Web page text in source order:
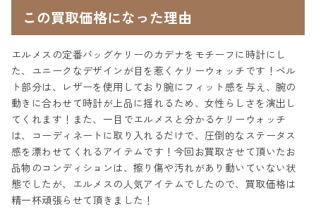
この買取価格になった理由
エルメスの定番バッグケリーのカデナをモチーフに時計にし
た、ユニークなデザインが目を惹くケリーウォッチです！ベル
ト部分は、レザーを使用しており腕にフィット感を与え、腕の
動きに合わせて時計が上品に揺れるため、女性らしさを演出し
てくれます！また、一目でエルメスと分かるケリーウォッチ
は、コーディネートに取り入れるだけで、圧倒的なステータス
感を漂わせてくれるアイテムです！今回お買取させて頂いたお
品物のコンディションは、擦り傷や汚れがあり動いていない状
態でしたが、エルメスの人気アイテムでしたので、買取価格は
精一杯頑張らせて頂きました！